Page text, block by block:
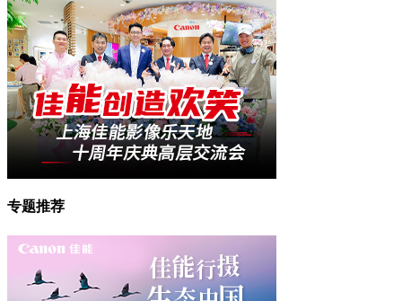
专题推荐